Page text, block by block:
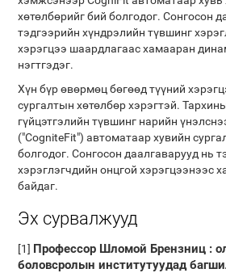
хөтөлбөрийг бий болгодог. Сонгосон
тэдгээрийн хүндрэлийн түвшинг
хэрэгцээ шаардлагаас хамааран
нэгтгэдэг.
Хүн бүр өвөрмөц бөгөөд түүний
сургалтын хөтөлбөр хэрэгтэй.
гүйцэтгэлийн түвшинг нарийн
("CogniteFit") автоматаар хувийн
болгодог. Сонгосон даалгаварууд нь
хэрэглэгчдийн онцгой хэрэгцээнээс
байдаг.
Эх сурвалжууд
[1] Профессор Шломой Брензниц :
боловсролын институтуудад